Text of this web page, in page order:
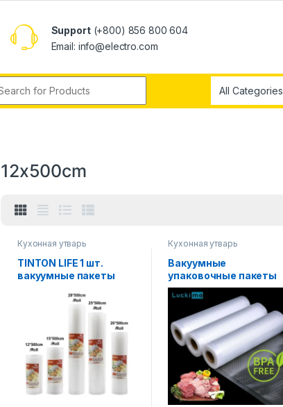
Support(+800) 856 800 604
Email: info@electro.com
12x500cm
Кухонная утварь
TINTON LIFE 1 шт.
вакуумные пакеты
продуктов,
вакуумный
упаковщик, длинные
пакеты для хранения
продуктов питания
для вакуумного
упаковщика
Кухонная утварь
Вакуумные
упаковочные пакеты
для хранения
пищевых продуктов
для вакуумного
упаковщика, мяса,
фруктов, овощей,
сумка для
приготовления пищи
Sous Vide,
12/15/20/25/28 см, 500
см/рулон